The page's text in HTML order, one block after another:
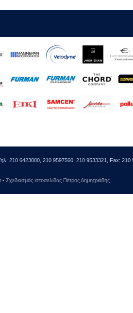
210 6423000, 210 9597560, 210 9533321, Fax:
- Σχεδιασμός ιστοσελίδας Πέτρος Δημητριάδης